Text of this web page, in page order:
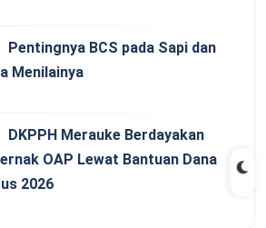
Pentingnya BCS pada Sapi dan
Menilainya
DKPPH Merauke Berdayakan
OAP Lewat Bantuan Dana
2026